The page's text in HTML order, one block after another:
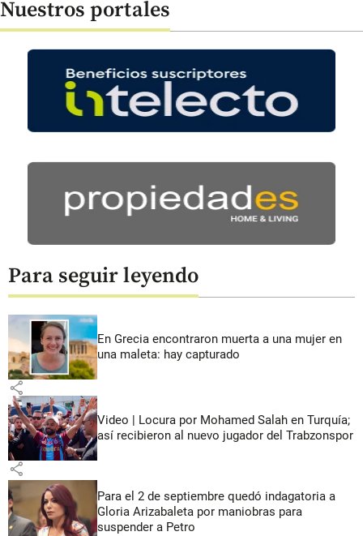
Nuestros portales
Para seguir leyendo
En Grecia encontraron muerta a una mujer en
una maleta: hay capturado
share
Video | Locura por Mohamed Salah en Turquía;
así recibieron al nuevo jugador del Trabzonspor
share
Para el 2 de septiembre quedó indagatoria a
Gloria Arizabaleta por maniobras para
suspender a Petro